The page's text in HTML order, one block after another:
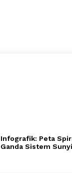
Infografik: Peta
Ganda Sistem Sunyi